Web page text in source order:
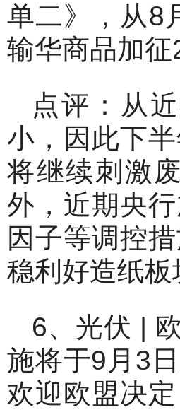
单二》，从8
输华商品加
点评：从
小，因此下
将继续刺激
外，近期央
因子等调控
稳利好造纸
6、光伏 |
施将于9月3
欢迎欧盟决